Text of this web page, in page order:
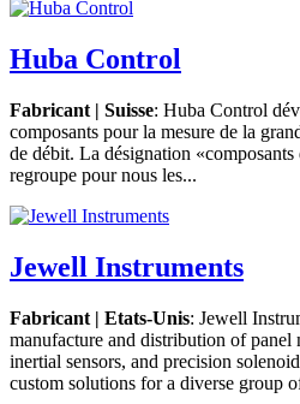
Huba Control
Fabricant | Suisse: Huba Control
composants pour la mesure de la
de débit. La désignation «composants
regroupe pour nous les...
Jewell Instruments
Fabricant | Etats-Unis: Jewell
manufacture and distribution of panel
inertial sensors, and precision
custom solutions for a diverse group